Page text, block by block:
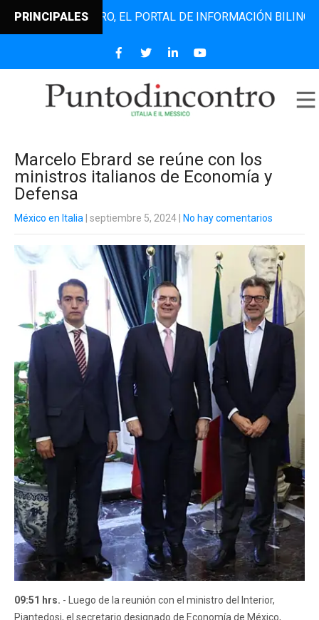
PRINCIPALESEL PORTAL DE INFORMACIÓN BILINGÜE
Marcelo Ebrard se reúne con los
ministros italianos de Economía y
Defensa
México en Italia | septiembre 5, 2024 No hay comentarios
09:51 hrs. - Luego de la reunión con el ministro del Interior,
Piantedosi, el secretario designado de Economía de México,